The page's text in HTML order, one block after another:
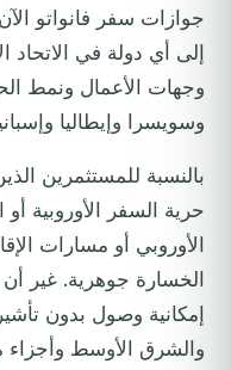
جوازات سفر فانواتو
إلى أي دولة في الاتحاد
وجهات الأعمال ونمط
وسويسرا وإيطاليا
بالنسبة للمستثمرين
حرية السفر الأوروبية أو
الأوروبي أو مسارات
الخسارة جوهرية. غير أن
إمكانية وصول بدون
والشرق الأوسط وأجزاء